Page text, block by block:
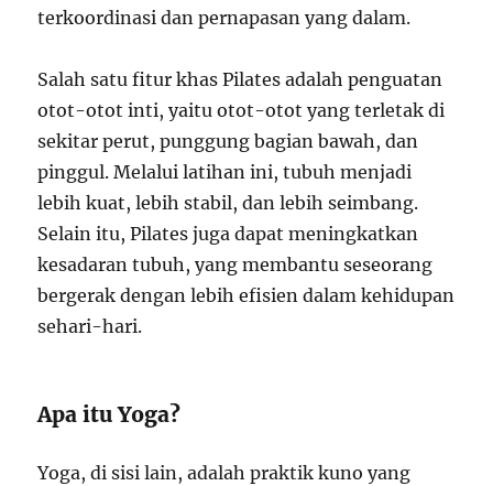
terkoordinasi dan pernapasan yang dalam.
Salah satu fitur khas Pilates adalah penguatan
otot-otot inti, yaitu otot-otot yang terletak di
sekitar perut, punggung bagian bawah, dan
pinggul. Melalui latihan ini, tubuh menjadi
lebih kuat, lebih stabil, dan lebih seimbang.
Selain itu, Pilates juga dapat meningkatkan
kesadaran tubuh, yang membantu seseorang
bergerak dengan lebih efisien dalam kehidupan
sehari-hari.
Apa itu Yoga?
Yoga, di sisi lain, adalah praktik kuno yang